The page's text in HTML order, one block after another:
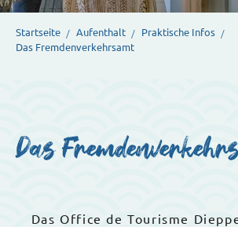
Startseite Aufenthalt
Praktische Infos
Das Fremdenverkehrsamt
Das
Das Office de Tourisme